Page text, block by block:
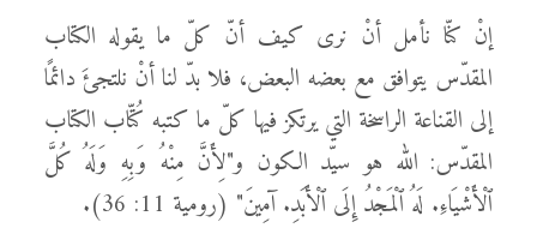
إنْ كنّا نأمل أنْ نرى كيف أنّ كلّ ما يقوله الكتاب
المقدّس يتوافق مع بعضه البعض، فلا بدّ لنا أنْ نلتجئَ دائمًا
إلى القناعة الراسخة التي يرتكز فيها كلّ ما كتبه كُتّاب الكتاب
المقدّس: الله هو سيّد الكون و"لِأَنَّ مِنْهُ وَبِهِ وَلَهُ كُلَّ
ٱلْأَشْيَاءِ. لَهُ ٱلْمَجْدُ إِلَى ٱلْأَبَدِ. آمِينَ" (رومية 11: 36).